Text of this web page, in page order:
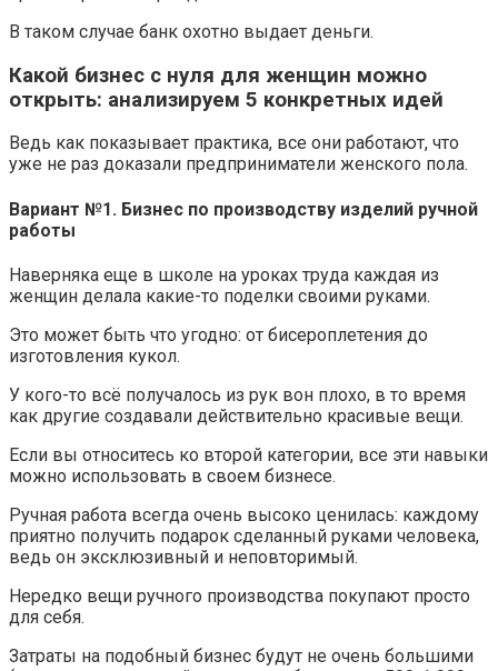
В таком случае банк охотно выдает деньги.
Какой бизнес с нуля для женщин можно
открыть: анализируем 5 конкретных идей
Ведь как показывает практика, все они работают, что
уже не раз доказали предприниматели женского пола.
Вариант №1. Бизнес по производству изделий ручной
работы
Наверняка еще в школе на уроках труда каждая из
женщин делала какие-то поделки своими руками.
Это может быть что угодно: от бисероплетения до
изготовления кукол.
У кого-то всё получалось из рук вон плохо, в то время
как другие создавали действительно красивые вещи.
Если вы относитесь ко второй категории, все эти навыки
можно использовать в своем бизнесе.
Ручная работа всегда очень высоко ценилась: каждому
приятно получить подарок сделанный руками человека,
ведь он эксклюзивный и неповторимый.
Нередко вещи ручного производства покупают просто
для себя.
Затраты на подобный бизнес будут не очень большими